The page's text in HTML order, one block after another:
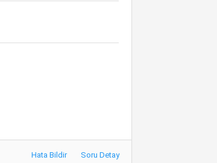
Hata Bildir Soru Detay